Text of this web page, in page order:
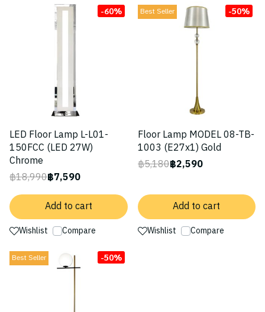
-60%
LED Floor Lamp L-L01-
150FCC (LED 27W)
Chrome
฿18,990฿7,590
Add to cart
Wishlist Compare
Best Seller -50%
Floor Lamp MODEL 08-TB-
1003 (E27x1) Gold
฿5,180฿2,590
Add to cart
Wishlist Compare
Best Seller -50%